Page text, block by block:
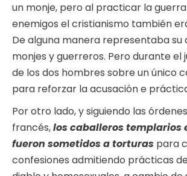
un monje, pero al practicar la
enemigos el cristianismo también
De alguna manera representaba su
monjes y guerreros. Pero durante el
de los dos hombres sobre un único
para reforzar la acusación e
Por otro lado, y siguiendo las
francés,los caballeros templarios
fueron sometidos a torturas para
confesiones admitiendo prácticas